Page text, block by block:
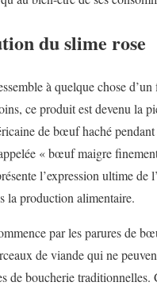
du slime rose
à quelque chose
ce produit est devenu la
de bœuf haché pendant
« bœuf maigre
l’expression ultime de
la production alimentaire.
par les parures de
de viande qui ne
de boucherie traditionnelles.